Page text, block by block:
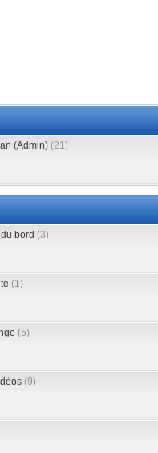
(Admin) (21)
bord (3)
(1)
(5)
(9)